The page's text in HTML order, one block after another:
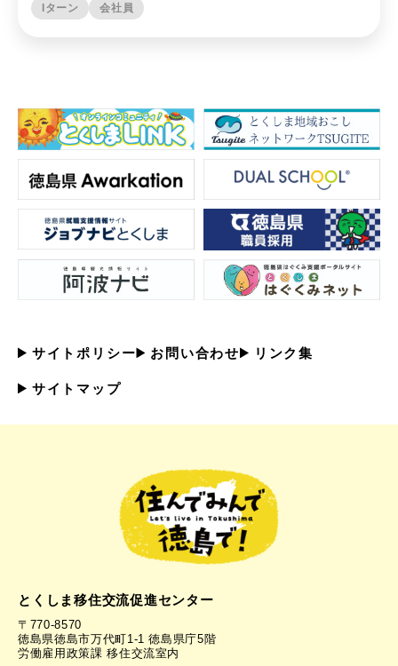
Iターン 会社員
サイトポリシー お問い合わせ リンク集
サイトマップ
とくしま移住交流促進センター
〒770-8570
徳島県徳島市万代町1-1 徳島県庁5階
労働雇用政策課 移住交流室内